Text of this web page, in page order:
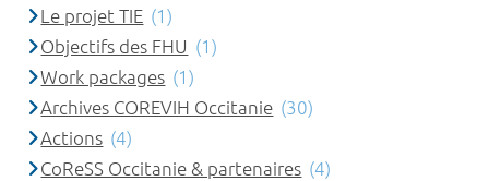
Le projet TIE (1)
Objectifs des FHU (1)
Work packages (1)
Archives COREVIH Occitanie (30)
Actions (4)
CoReSS Occitanie & partenaires (4)